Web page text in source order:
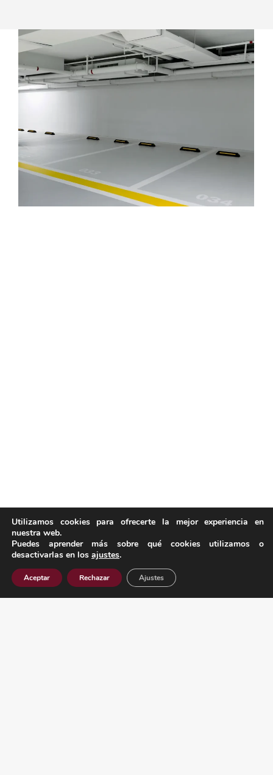
Utilizamos cookies para ofrecerte la mejor experiencia en
nuestra web.
Puedes aprender más sobre qué cookies utilizamos o
desactivarlas en los ajustes.
Aceptar Rechazar Ajustes